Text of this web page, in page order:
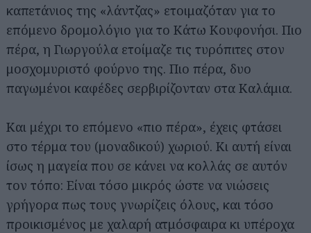
καπετάνιος της «λάντζας» ετοιμαζόταν για το
επόμενο δρομολόγιο για το Κάτω Κουφονήσι. Πιο
πέρα, η Γιωργούλα ετοίμαζε τις τυρόπιτες στον
μοσχομυριστό φούρνο της. Πιο πέρα, δυο
παγωμένοι καφέδες σερβιρίζονταν στα Καλάμια.
Και μέχρι το επόμενο «πιο πέρα», έχεις φτάσει
στο τέρμα του (μοναδικού) χωριού. Κι αυτή είναι
ίσως η μαγεία που σε κάνει να κολλάς σε αυτόν
τον τόπο: Είναι τόσο μικρός ώστε να νιώσεις
γρήγορα πως τους γνωρίζεις όλους, και τόσο
προικισμένος με χαλαρή ατμόσφαιρα κι υπέροχα